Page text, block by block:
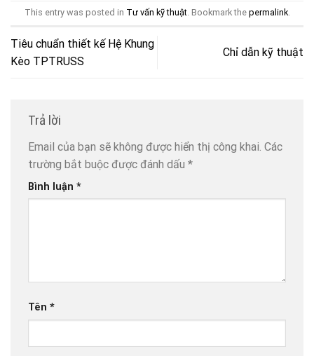
This entry was posted in Tư vấn kỹ thuật. Bookmark the permalink.
Tiêu chuẩn thiết kế Hệ Khung
Kèo TPTRUSS
Chỉ dẫn kỹ thuật
Trả lời
Email của bạn sẽ không được hiển thị công khai. Các
trường bắt buộc được đánh dấu *
Bình luận *
Tên *